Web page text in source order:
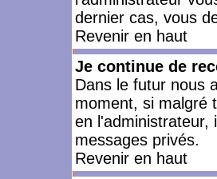
dernier cas, vous
Revenir en haut
Je continue de
Dans le futur nous
moment, si malgré
en l'administrateur,
messages privés.
Revenir en haut